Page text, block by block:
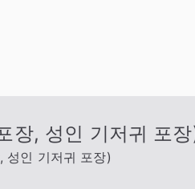
장, 성인 기저귀 포장
성인 기저귀 포장)